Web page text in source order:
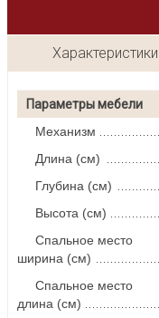
Характеристики
Параметры мебели
Механизм
Длина (см)
Глубина (см)
Высота (см)
Спальное место
ширина (см)
Спальное место
длина (см)